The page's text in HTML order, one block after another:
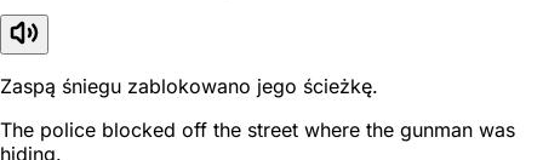
Zaspą śniegu zablokowano jego ścieżkę.
The police blocked off the street where the gunman was
hiding.